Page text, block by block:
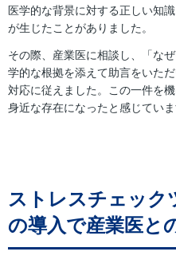
医学的な背景に対する正しい知
が生じたことがありました。
その際、産業医に相談し、「な
学的な根拠を添えて助言をいた
対応に従えました。この一件を
身近な存在になったと感じていま
ストレスチェック
の導入で産業医と